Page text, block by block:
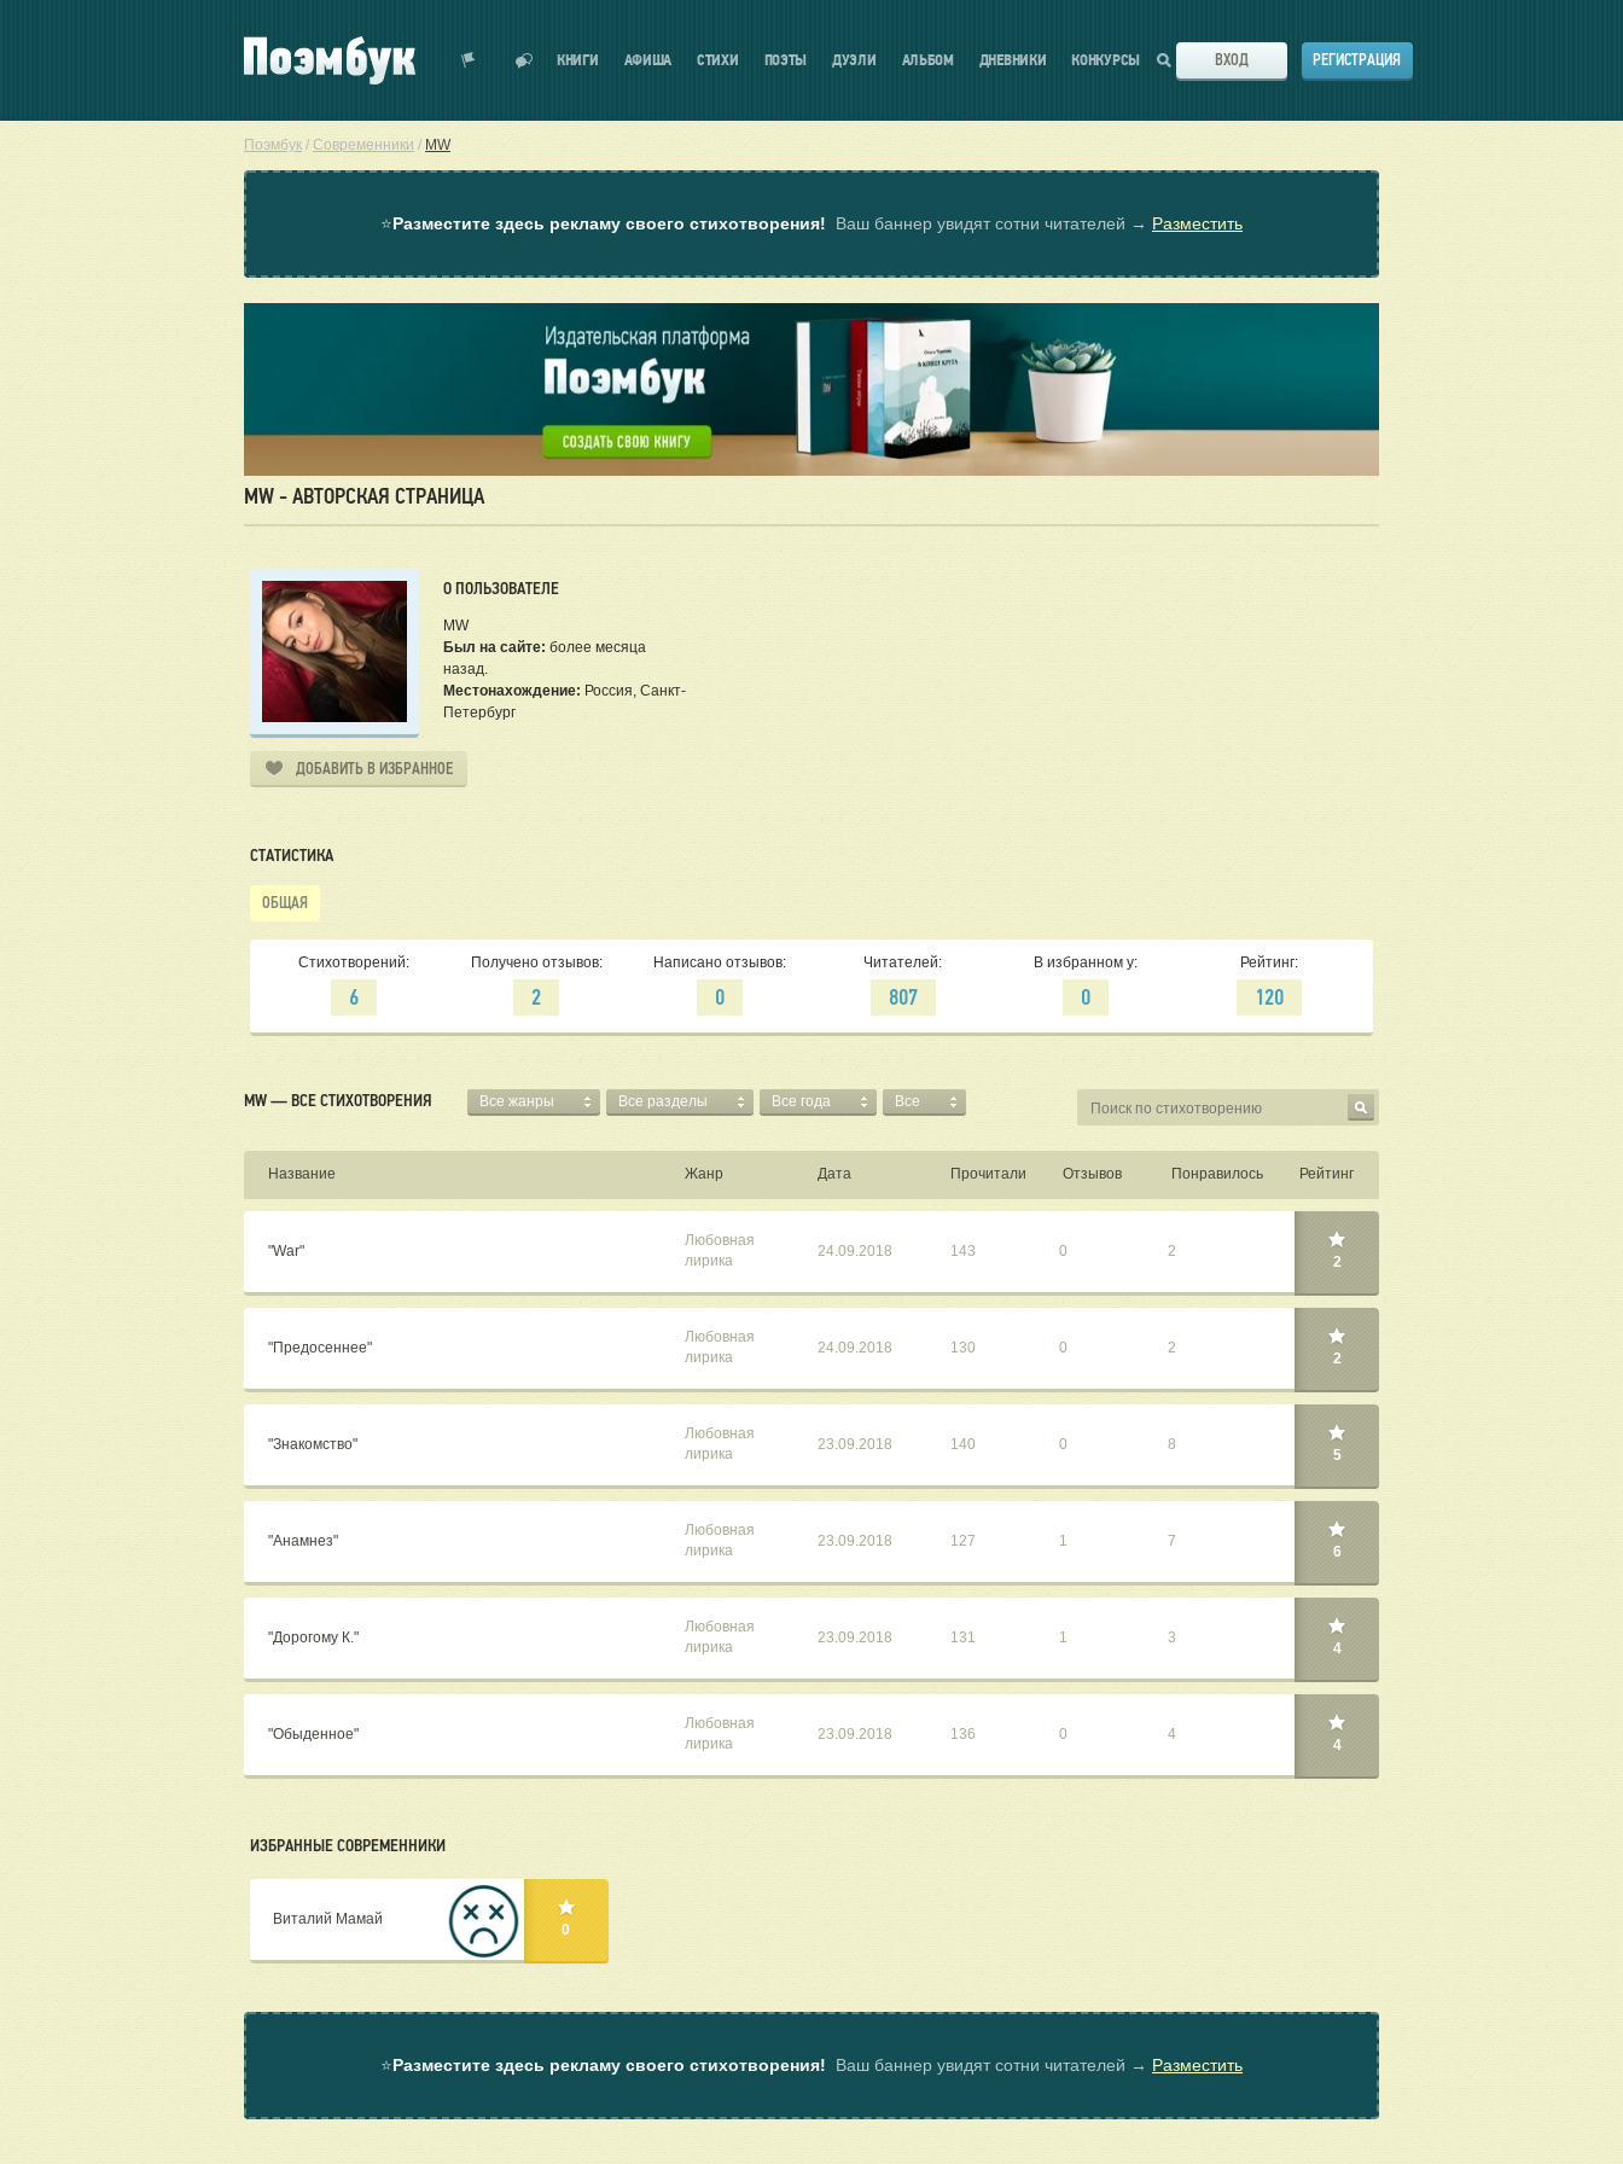
КНИГИ АФИША СТИХИ ПОЭТЫ ДУЭЛИ АЛЬБОМ ДНЕВНИКИ КОНКУРСЫ ВХОД РЕГИСТРАЦИЯ
Поэмбук / Современники / MW
⭐Разместите здесь рекламу своего стихотворения! Ваш баннер увидят сотни читателей → Разместить
MW - АВТОРСКАЯ СТРАНИЦА
О ПОЛЬЗОВАТЕЛЕ
MW
Был на сайте: более месяца
назад.
Местонахождение: Россия, Санкт-
Петербург
ДОБАВИТЬ В ИЗБРАННОЕ
СТАТИСТИКА
ОБЩАЯ
Стихотворений:
6
Получено отзывов:
2
Написано отзывов:
0
Читателей:
807
В избранном у:
0
Рейтинг:
120
MW — ВСЕ СТИХОТВОРЕНИЯ Все жанры Все разделы Все года Все
Название Жанр Дата Прочитали Отзывов Понравилось Рейтинг
"War"
Любовная
лирика
24.09.2018 143 0 2
2
"Предосеннее"
Любовная
лирика
24.09.2018 130 0 2
2
"Знакомство"
Любовная
лирика
23.09.2018 140 0 8
5
"Анамнез"
Любовная
лирика
23.09.2018 127 1 7
6
"Дорогому К."
Любовная
лирика
23.09.2018 131 1 3
4
"Обыденное"
Любовная
лирика
23.09.2018 136 0 4
4
ИЗБРАННЫЕ СОВРЕМЕННИКИ
Виталий Мамай
0
⭐Разместите здесь рекламу своего стихотворения! Ваш баннер увидят сотни читателей → Разместить